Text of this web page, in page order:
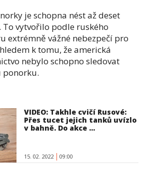
je schopna nést až deset
To vytvořilo podle ruského
extrémně vážné nebezpečí pro
k tomu, že americká
nebylo schopno sledovat
ponorku.
VIDEO: Takhle cvičí Rusové:
Přes tucet jejich tanků uvízlo
v bahně. Do akce ...
15. 02. 2022 09:00